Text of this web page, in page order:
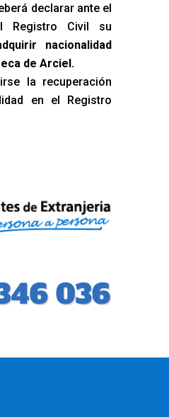
declarar ante el
Registro Civil su
nacionalidad
de Arciel .
la recuperación
en el Registro